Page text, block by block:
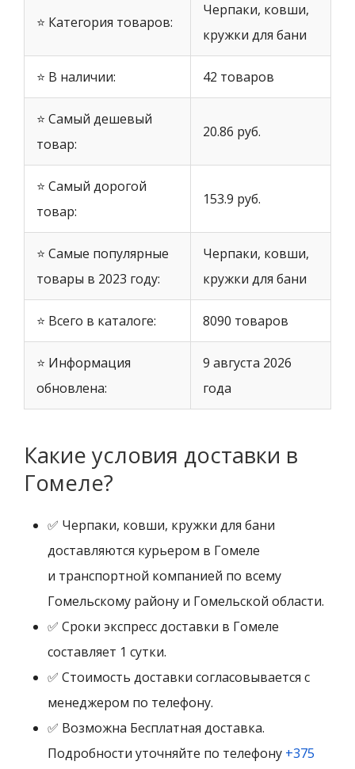
⭐ Категория товаров:
Черпаки, ковши,
кружки для бани
⭐ В наличии: 42 товаров
⭐ Самый дешевый
товар:
20.86 руб.
⭐ Самый дорогой
товар:
153.9 руб.
⭐ Самые популярные
товары в 2023 году:
Черпаки, ковши,
кружки для бани
⭐ Всего в каталоге: 8090 товаров
⭐ Информация
обновлена:
9 августа 2026
года
Какие условия доставки в
Гомеле?
✅ Черпаки, ковши, кружки для бани
доставляются курьером в Гомеле
и транспортной компанией по всему
Гомельскому району и Гомельской области.
✅ Сроки экспресс доставки в Гомеле
составляет 1 сутки.
✅ Стоимость доставки согласовывается с
менеджером по телефону.
✅ Возможна Бесплатная доставка.
Подробности уточняйте по телефону +375